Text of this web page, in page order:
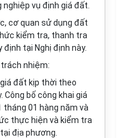
vụ định giá đất.
cơ quan sử dụng đất
kiểm tra, thanh tra
tại Nghị định này.
trách nhiệm:
đất kịp thời theo
Công bố công khai giá
01 hàng năm và
thực hiện và kiểm tra
địa phương.